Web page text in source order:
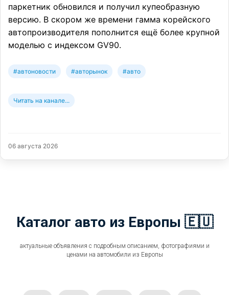
паркетник обновился и получил купеобразную
версию. В скором же времени гамма корейского
автопроизводителя пополнится ещё более крупной
моделью с индексом GV90.
#автоновости #авторынок #авто
Читать на канале...
06 августа 2026
Каталог авто из Европы 🇪🇺
актуальные объявления с подробным описанием, фотографиями и
ценами на автомобили из Европы